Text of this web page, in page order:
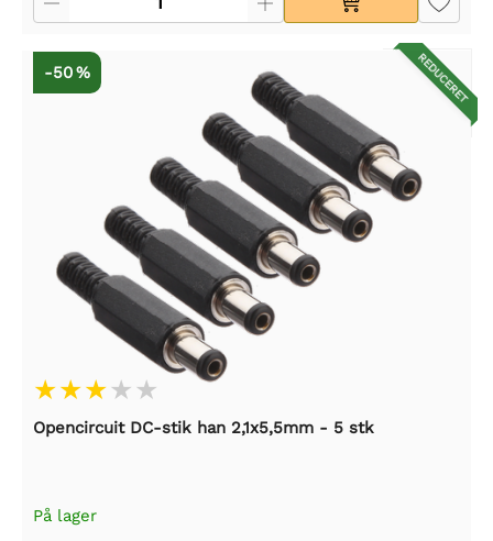
REDUCERET
-50 %
Opencircuit DC-stik han 2,1x5,5mm - 5 stk
På lager